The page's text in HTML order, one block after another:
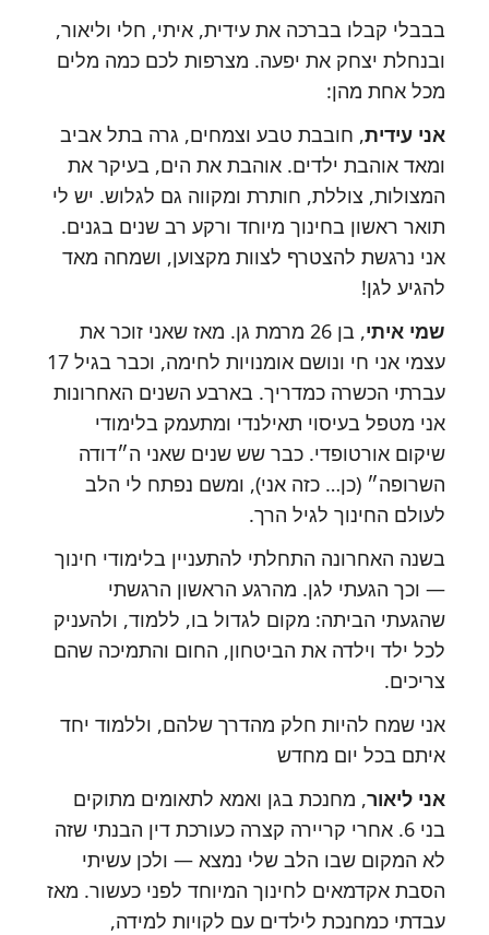
בבבלי קבלו בברכה את עידית, איתי, חלי וליאור,
ובנחלת יצחק את יפעה. מצרפות לכם כמה מלים
מכל אחת מהן:
אני עידית, חובבת טבע וצמחים, גרה בתל אביב
ומאד אוהבת ילדים. אוהבת את הים, בעיקר את
המצולות, צוללת, חותרת ומקווה גם לגלוש. יש לי
תואר ראשון בחינוך מיוחד ורקע רב שנים בגנים.
אני נרגשת להצטרף לצוות מקצוען, ושמחה מאד
להגיע לגן!
שמי איתי
, בן 26 מרמת גן. מאז שאני זוכר את
עצמי אני חי ונושם אומנויות לחימה, וכבר בגיל 17
עברתי הכשרה כמדריך. בארבע השנים האחרונות
אני מטפל בעיסוי תאילנדי ומתעמק בלימודי
שיקום אורטופדי. כבר שש שנים שאני ה״דודה
השרופה״ (כן… כזה אני), ומשם נפתח לי הלב
לעולם החינוך לגיל הרך.
בשנה האחרונה התחלתי להתעניין בלימודי חינוך
— וכך הגעתי לגן. מהרגע הראשון הרגשתי
שהגעתי הביתה: מקום לגדול בו, ללמוד, ולהעניק
לכל ילד וילדה את הביטחון, החום והתמיכה שהם
צריכים.
אני שמח להיות חלק מהדרך שלהם, וללמוד יחד
איתם בכל יום מחדש
אני ליאור, מחנכת בגן ואמא לתאומים מתוקים
בני 6. אחרי קריירה קצרה כעורכת דין הבנתי שזה
לא המקום שבו הלב שלי נמצא — ולכן עשיתי
הסבת אקדמאים לחינוך המיוחד לפני כעשור. מאז
עבדתי כמחנכת לילדים עם לקויות למידה,